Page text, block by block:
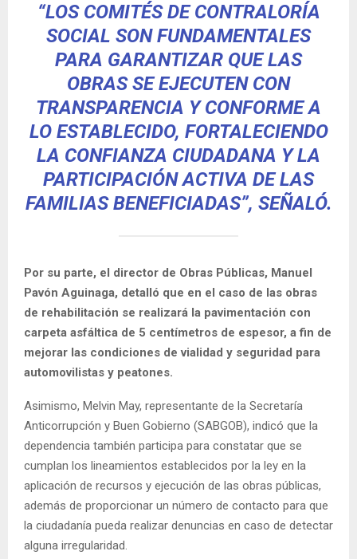
“LOS COMITÉS DE CONTRALORÍA
SOCIAL SON FUNDAMENTALES
PARA GARANTIZAR QUE LAS
OBRAS SE EJECUTEN CON
TRANSPARENCIA Y CONFORME A
LO ESTABLECIDO, FORTALECIENDO
LA CONFIANZA CIUDADANA Y LA
PARTICIPACIÓN ACTIVA DE LAS
FAMILIAS BENEFICIADAS”, SEÑALÓ.
Por su parte, el director de Obras Públicas, Manuel
Pavón Aguinaga, detalló que en el caso de las obras
de rehabilitación se realizará la pavimentación con
carpeta asfáltica de 5 centímetros de espesor, a fin de
mejorar las condiciones de vialidad y seguridad para
automovilistas y peatones.
Asimismo, Melvin May, representante de la Secretaría
Anticorrupción y Buen Gobierno (SABGOB), indicó que la
dependencia también participa para constatar que se
cumplan los lineamientos establecidos por la ley en la
aplicación de recursos y ejecución de las obras públicas,
además de proporcionar un número de contacto para que
la ciudadanía pueda realizar denuncias en caso de detectar
alguna irregularidad.